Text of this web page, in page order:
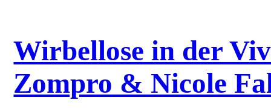
Wirbellose in der
Zompro & Nicole